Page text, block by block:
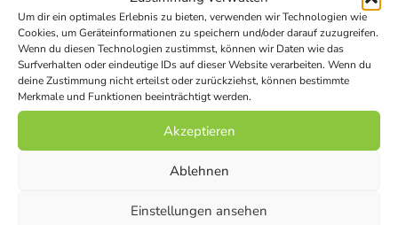
Um dir ein optimales Erlebnis zu bieten, verwenden wir Technologien wie
Cookies, um Geräteinformationen zu speichern und/oder darauf zuzugreifen.
Wenn du diesen Technologien zustimmst, können wir Daten wie das
Surfverhalten oder eindeutige IDs auf dieser Website verarbeiten. Wenn du
deine Zustimmung nicht erteilst oder zurückziehst, können bestimmte
Merkmale und Funktionen beeinträchtigt werden.
Akzeptieren
Ablehnen
Einstellungen ansehen
Sinne & Wahrnehmung, Übergänge
Schwerpunkte meiner Arbeit:
Thematische Eltern-Kind-Seminare -
WELTENTDECKER - für Eltern mit Kind 0 bis 18